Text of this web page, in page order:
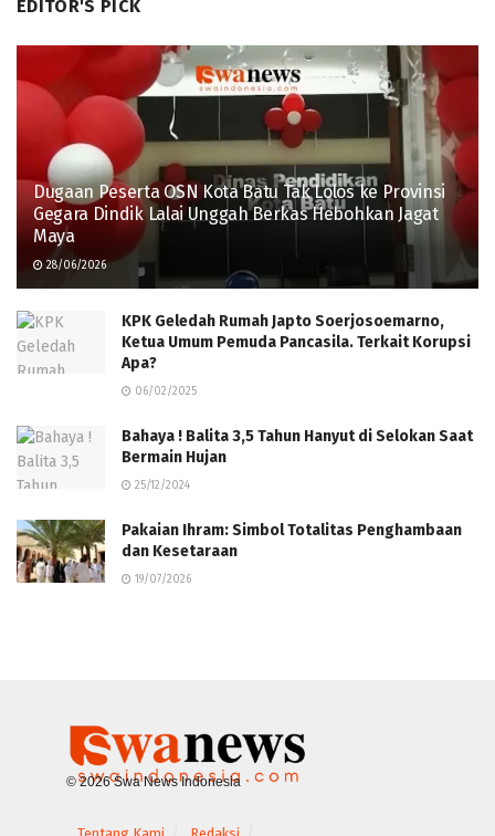
EDITOR'S PICK
Dugaan Peserta OSN Kota Batu Tak Lolos ke Provinsi
Gegara Dindik Lalai Unggah Berkas Hebohkan Jagat
Maya
28/06/2026
KPK Geledah Rumah Japto Soerjosoemarno,
Ketua Umum Pemuda Pancasila. Terkait Korupsi
Apa?
06/02/2025
Bahaya ! Balita 3,5 Tahun Hanyut di Selokan Saat
Bermain Hujan
25/12/2024
Pakaian Ihram: Simbol Totalitas Penghambaan
dan Kesetaraan
19/07/2026
© 2026 Swa News Indonesia